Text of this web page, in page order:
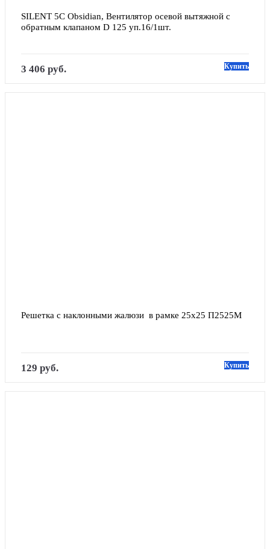
SILENT 5C Obsidian, Вентилятор осевой вытяжной с
обратным клапаном D 125 уп.16/1шт.
3 406 руб. Купить
Решетка с наклонными жалюзи  в рамке 25х25 П2525М
129 руб. Купить